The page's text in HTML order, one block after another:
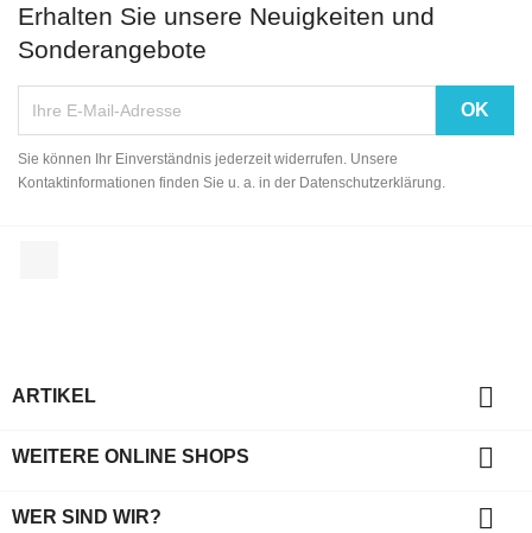
Erhalten Sie unsere Neuigkeiten und
Sonderangebote
Sie können Ihr Einverständnis jederzeit widerrufen. Unsere
Kontaktinformationen finden Sie u. a. in der Datenschutzerklärung.
ARTIKEL 
WEITERE ONLINE SHOPS 
WER SIND WIR? 